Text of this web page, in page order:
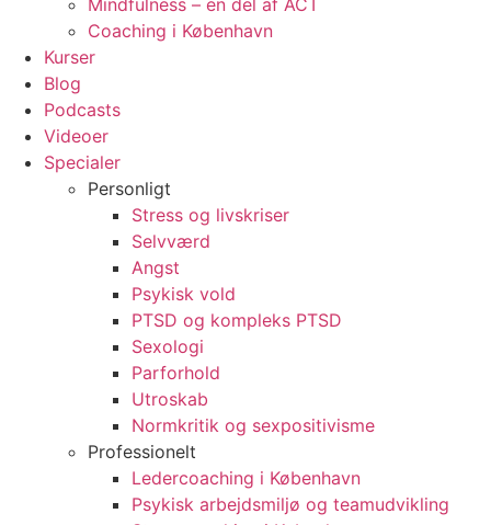
Mindfulness – en del af ACT
Coaching i København
Kurser
Blog
Podcasts
Videoer
Specialer
Personligt
Stress og livskriser
Selvværd
Angst
Psykisk vold
PTSD og kompleks PTSD
Sexologi
Parforhold
Utroskab
Normkritik og sexpositivisme
Professionelt
Ledercoaching i København
Psykisk arbejdsmiljø og teamudvikling